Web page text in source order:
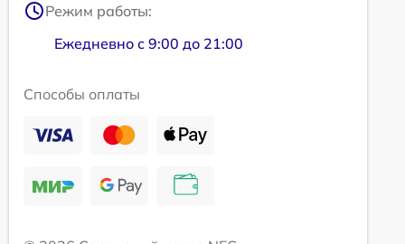
Режим работы:
Ежедневно с 9:00 до 21:00
Способы оплаты